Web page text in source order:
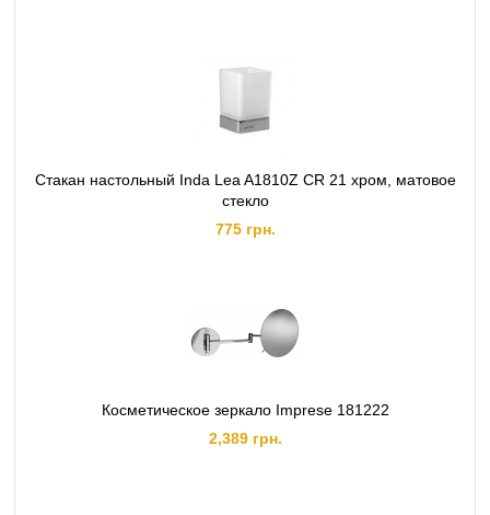
Стакан настольный Inda Lea A1810Z CR 21 хром, матовое
стекло
775 грн.
Косметическое зеркало Imprese 181222
2,389 грн.